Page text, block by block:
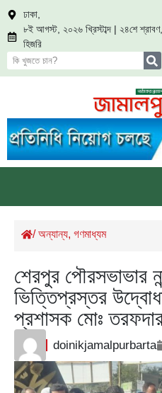
ঢাকা,
৮ই আগস্ট, ২০২৬ খ্রিস্টাব্দ | ২৪শে
হিজরি
/অন্যান্য, গণমাধ্যম
শেরপুর পৌরসভাভার
ভিত্তিপ্রস্তর
প্রশাসক মোঃ
doinikjamalpurbarta